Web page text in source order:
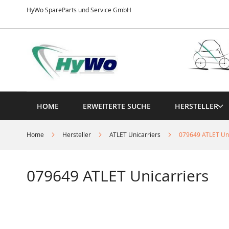
HyWo SpareParts und Service GmbH
Inhalt
HOME ERWEITERTE SUCHE HERSTELLER
Home Hersteller ATLET Unicarriers 079649 ATLET
079649 ATLET Unicarriers